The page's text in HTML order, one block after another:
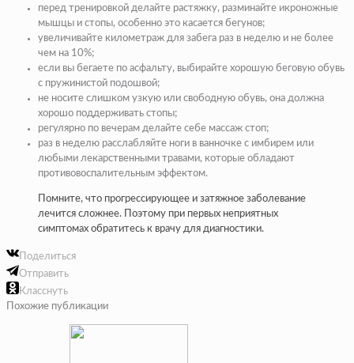
перед тренировкой делайте растяжку, разминайте икроножные
мышцы и стопы, особенно это касается бегунов;
увеличивайте километраж для забега раз в неделю и не более
чем на 10%;
если вы бегаете по асфальту, выбирайте хорошую беговую обувь
с пружинистой подошвой;
не носите слишком узкую или свободную обувь, она должна
хорошо поддерживать стопы;
регулярно по вечерам делайте себе массаж стоп;
раз в неделю расслабляйте ноги в ванночке с имбирем или
любыми лекарственными травами, которые обладают
противовоспалительным эффектом.
Помните, что прогрессирующее и затяжное заболевание
лечится сложнее. Поэтому при первых неприятных
симптомах обратитесь к врачу для диагностики.
Поделиться
Отправить
Класснуть
Похожие публикации